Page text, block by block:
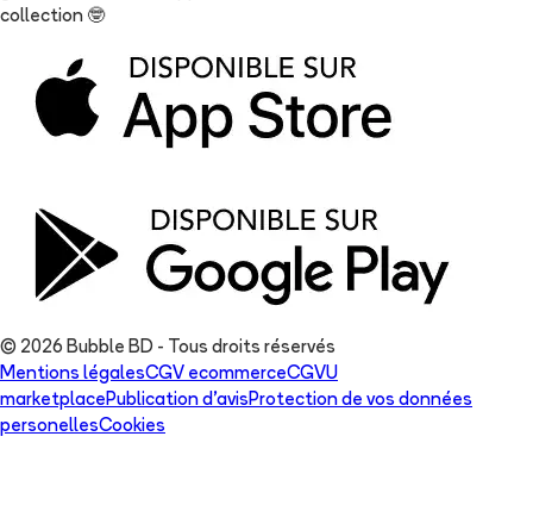
collection 🤓
© 2026 Bubble BD - Tous droits réservés
Mentions légalesCGV ecommerceCGVU
marketplacePublication d'avisProtection de vos données
personellesCookies